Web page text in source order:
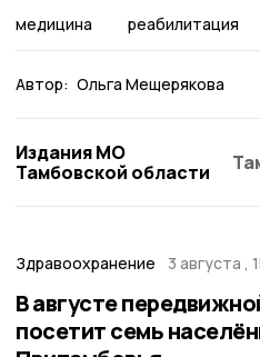
медицина реабилитация
Автор: Ольга Мещерякова
Издания МО
Тамбовской области
Здравоохранение 3 августа ,
В августе
посетит семь